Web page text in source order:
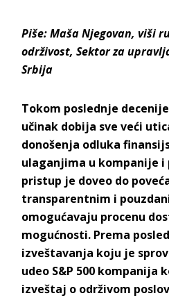
Piše:Maša Njegovan,viši
održivost,Sektor za
Srbija
Tokom poslednje
učinak dobija sve veći
donošenja odluka
ulaganjima u kompanije
pristup je doveo do
transparentnim i
omogućavaju procenu
mogućnosti. Prema
izveštavanja koju je
udeo S&P 500 kompanija
izveštaj o održivom